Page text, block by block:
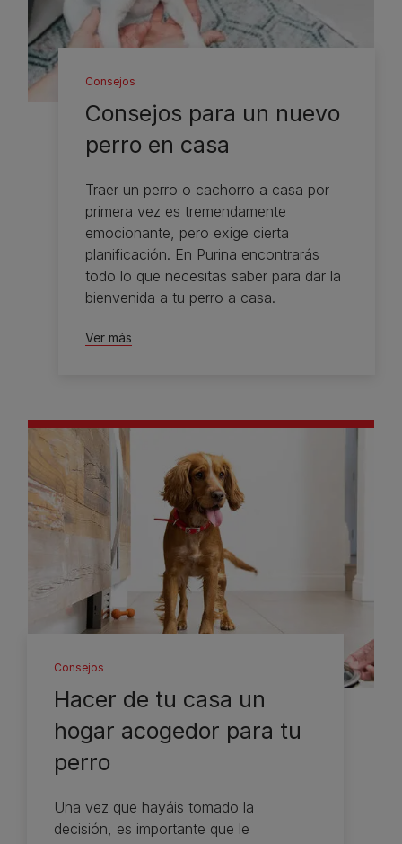
Consejos
Consejos para un nuevo
perro en casa
Traer un perro o cachorro a casa por
primera vez es tremendamente
emocionante, pero exige cierta
planificación. En Purina encontrarás
todo lo que necesitas saber para dar la
bienvenida a tu perro a casa.
Ver más
Consejos
Hacer de tu casa un
hogar acogedor para tu
perro
Una vez que hayáis tomado la
decisión, es importante que le